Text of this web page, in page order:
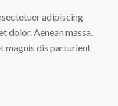
adipiscing
dolor. Aenean massa.
magnis dis parturient